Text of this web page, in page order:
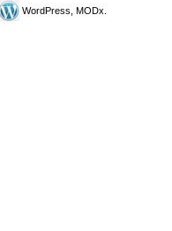
WordPress, MODx.